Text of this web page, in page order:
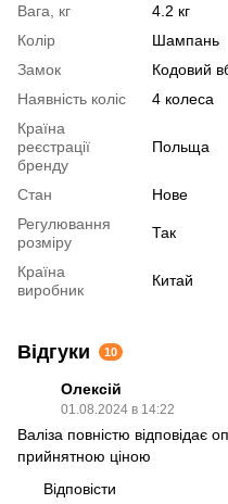
Вага, кг
4.2 кг
Колір
Шампань
Замок
Кодовий
Наявність коліс
4 колеса
Країна
реєстрації
бренду
Польща
Стан
Нове
Регулювання
розміру
Так
Країна
виробник
Китай
Відгуки 10
Олексій
01.08.2024 в 14:22
Валіза повністю відповідає
прийнятною ціною
Відповісти